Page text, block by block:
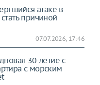
атаке в
причиной
07.07.2026, 17:46
30-летие с
с морским